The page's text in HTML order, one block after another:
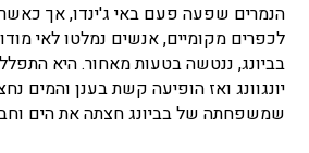
הנמרים שפעה פעם באי ג'ינדו, אך
לכפרים מקומיים, אנשים נמלטו לאי
בביונג, ננטשה בטעות מאחור.היא
יונגוונג ואז הופיעה קשת בענן והמים
שמשפחתה של בביונג חצתה את הים